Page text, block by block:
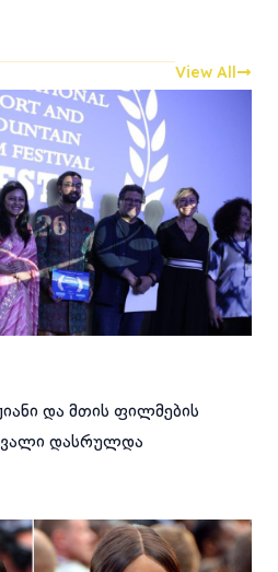
View All
და მთის ფილმების
დასრულდა